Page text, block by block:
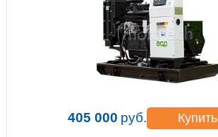
405 000 руб. Купить